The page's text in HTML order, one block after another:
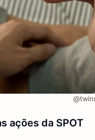
ações da SPOT